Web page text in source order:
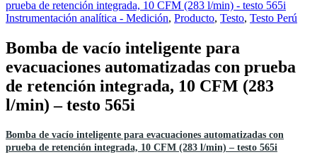
Instrumentación analítica - Medición, Producto, Testo, Testo Perú
Bomba de vacío inteligente para
evacuaciones automatizadas con prueba
de retención integrada, 10 CFM (283
l/min) – testo 565i
Bomba de vacío inteligente para evacuaciones automatizadas con
prueba de retención integrada, 10 CFM (283 l/min) – testo 565i